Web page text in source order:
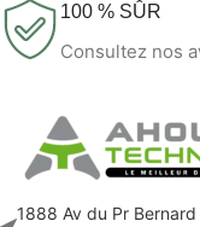
100 % SÛR
Consultez nos
1888 Av du Pr